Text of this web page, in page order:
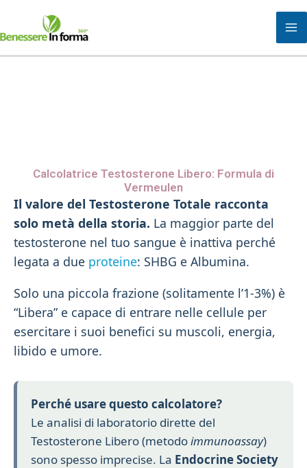
contenuto
Calcolatrice Testosterone Libero: Formula di
Vermeulen
Il valore del Testosterone Totale racconta
solo metà della storia. La maggior parte del
testosterone nel tuo sangue è inattiva perché
legata a due proteine: SHBG e Albumina.
Solo una piccola frazione (solitamente l’1-3%) è
“Libera” e capace di entrare nelle cellule per
esercitare i suoi benefici su muscoli, energia,
libido e umore.
Perché usare questo calcolatore?
Le analisi di laboratorio dirette del
Testosterone Libero (metodoimmunoassay)
sono spesso imprecise. La Endocrine Society